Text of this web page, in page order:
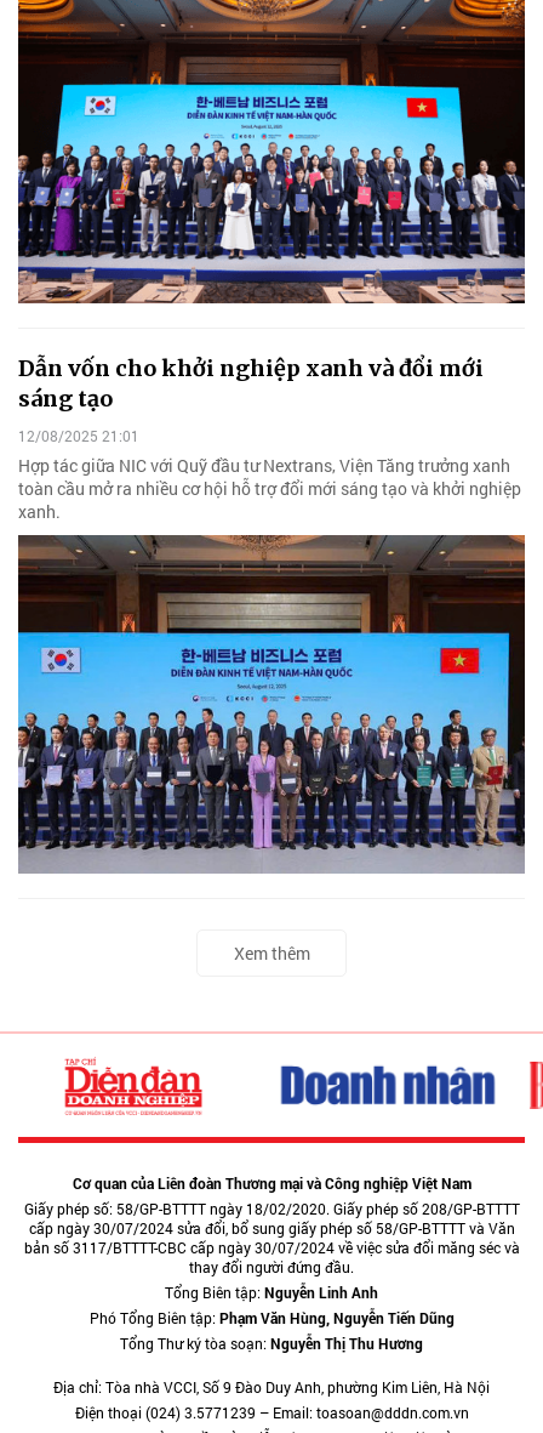
Dẫn vốn cho khởi nghiệp xanh và đổi mới
sáng tạo
12/08/2025 21:01
Hợp tác giữa NIC với Quỹ đầu tư Nextrans, Viện Tăng trưởng xanh
toàn cầu mở ra nhiều cơ hội hỗ trợ đổi mới sáng tạo và khởi nghiệp
xanh.
Xem thêm
Cơ quan của Liên đoàn Thương mại và Công nghiệp Việt Nam
Giấy phép số: 58/GP-BTTTT ngày 18/02/2020. Giấy phép số 208/GP-BTTTT
cấp ngày 30/07/2024 sửa đổi, bổ sung giấy phép số 58/GP-BTTTT và Văn
bản số 3117/BTTTT-CBC cấp ngày 30/07/2024 về việc sửa đổi măng séc và
thay đổi người đứng đầu.
Tổng Biên tập:Nguyễn Linh Anh
Phó Tổng Biên tập:Phạm Văn Hùng, Nguyễn Tiến Dũng
Tổng Thư ký tòa soạn:Nguyễn Thị Thu Hương
Địa chỉ: Tòa nhà VCCI, Số 9 Đào Duy Anh, phường Kim Liên, Hà Nội
Điện thoại (024) 3.5771239 – Email: toasoan@dddn.com.vn